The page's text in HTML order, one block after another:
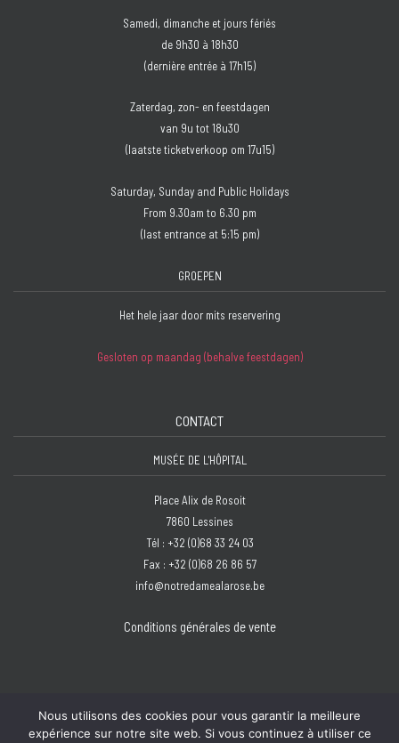
Samedi, dimanche et jours fériés
de 9h30 à 18h30
(dernière entrée à 17h15)
Zaterdag, zon- en feestdagen
van 9u tot 18u30
(laatste ticketverkoop om 17u15)
Saturday, Sunday and Public Holidays
From 9.30am to 6.30 pm
(last entrance at 5:15 pm)
GROEPEN
Het hele jaar door mits reservering
Gesloten op maandag (behalve feestdagen)
CONTACT
MUSÉE DE L'HÔPITAL
Place Alix de Rosoit
7860 Lessines
Tél : +32 (0)68 33 24 03
Fax : +32 (0)68 26 86 57
info@notredamealarose.be
Conditions générales de vente
Copyright © 2026 Hôpital Notre-Dame à la Rose - Lessines | Design :Bzzz
Nous utilisons des cookies pour vous garantir la meilleure
expérience sur notre site web. Si vous continuez à utiliser ce